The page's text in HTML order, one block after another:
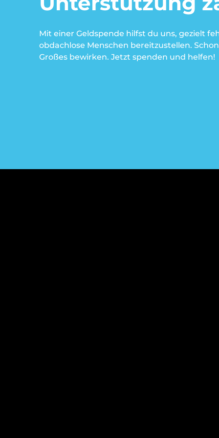
w
l
Mit einer Geldspende hilfst du uns, gezielt
obdachlose Menschen bereitzustellen.
Großes bewirken. Jetzt spenden und helfen!